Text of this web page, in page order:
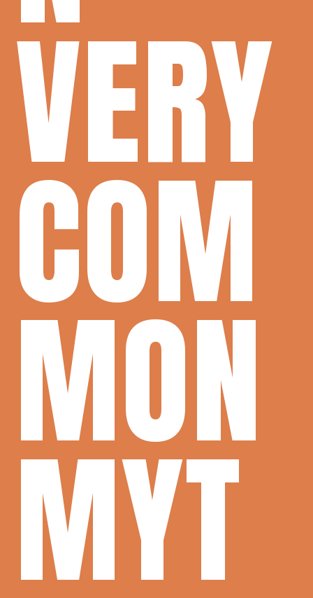
VERY
COM
MON
MYT